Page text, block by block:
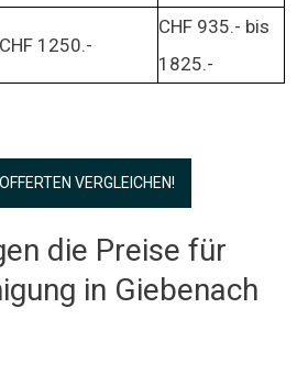
CHF 1250.-
CHF 935.- bis
1825.-
VERGLEICHEN!
die Preise für
in Giebenach